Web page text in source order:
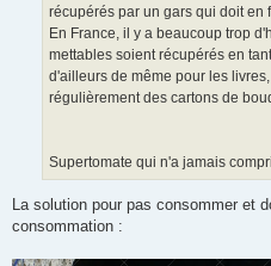
récupérés par un gars qui doit en
En France, il y a beaucoup trop
mettables soient récupérés en
d'ailleurs de même pour les
régulièrement des cartons de
Supertomate qui n'a jamais
La solution pour pas consommer et
consommation :